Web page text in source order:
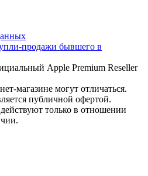
продажи бывшего в
Apple Premium Reseller
магазине могут отличаться.
публичной офертой.
только в отношении